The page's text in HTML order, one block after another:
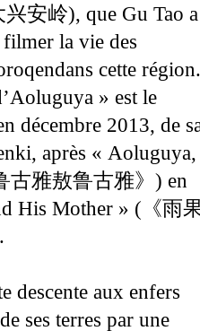
兴安岭), que Gu Tao a
la vie des
cette région.
» est le
décembre 2013, de
après « Aoluguya,
古雅敖鲁古雅》 ) en
His Mother » ( 《雨
descente aux enfers
ses terres par une